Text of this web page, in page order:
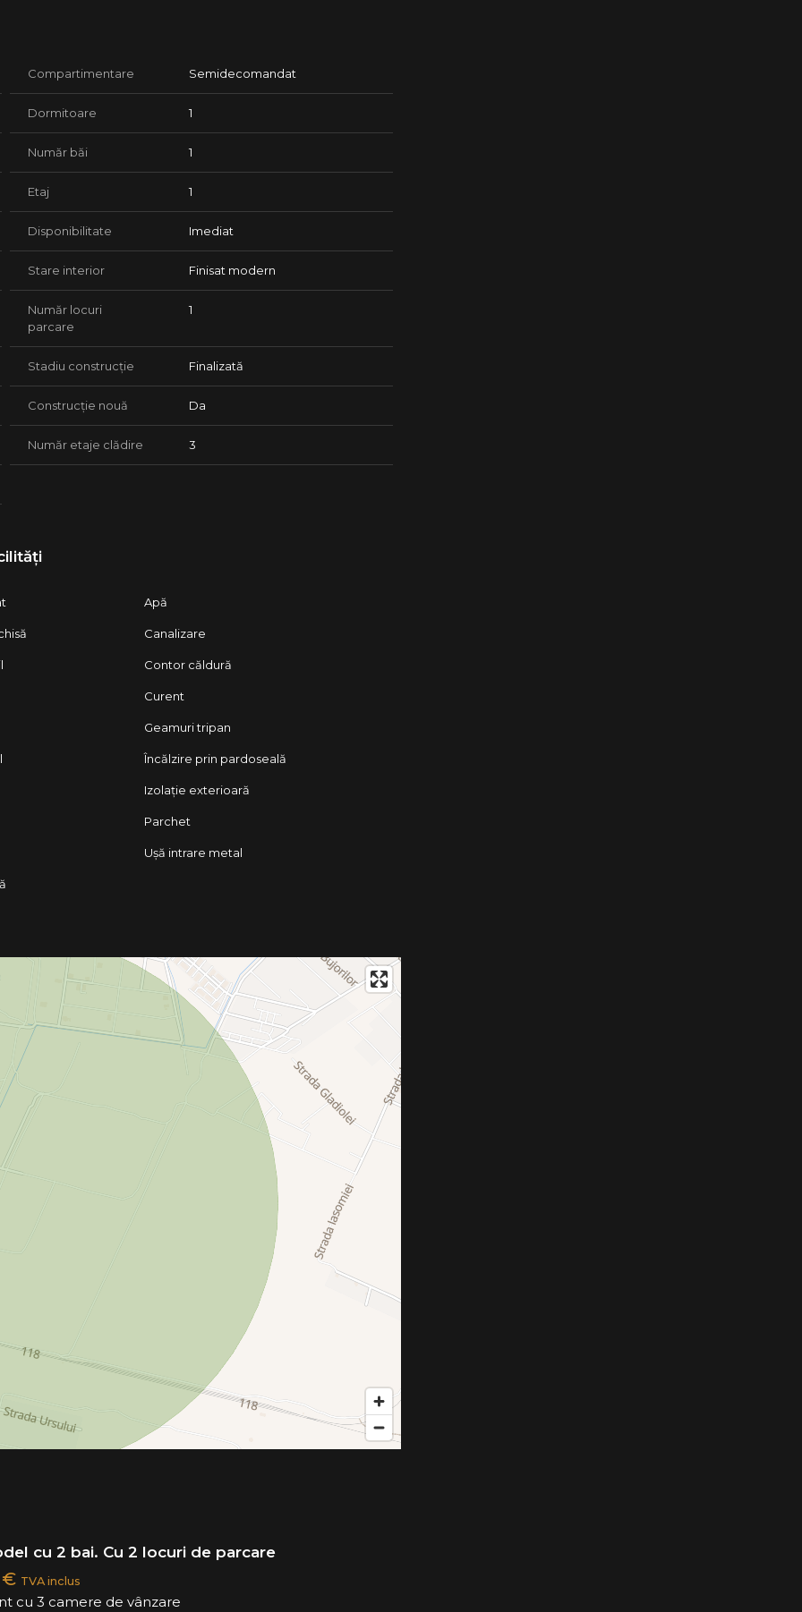
puncte de interes
construit și bine poziționat.
Compartimentare Semidecomandat
Dormitoare 1
Număr băi 1
Etaj 1
Disponibilitate Imediat
Stare interior Finisat modern
Număr locuri
parcare
1
Stadiu construcție Finalizată
Construcție nouă Da
Număr etaje clădire 3
Apă
Canalizare
Contor căldură
Curent
Geamuri tripan
Încălzire prin pardoseală
Izolație exterioară
Parchet
Ușă intrare metal
cu 2 bai. Cu 2 locuri de parcare
€ TVA inclus
cu 3 camere de vânzare